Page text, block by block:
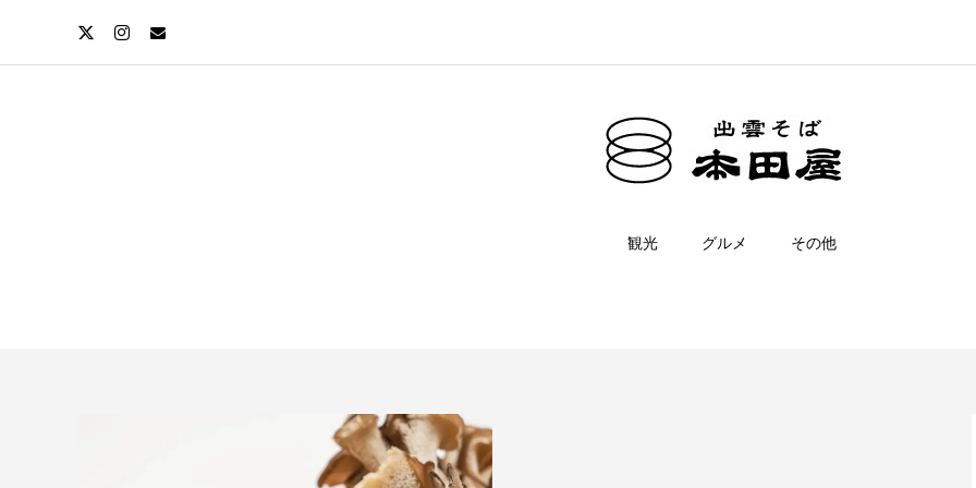
観光 グルメ その他